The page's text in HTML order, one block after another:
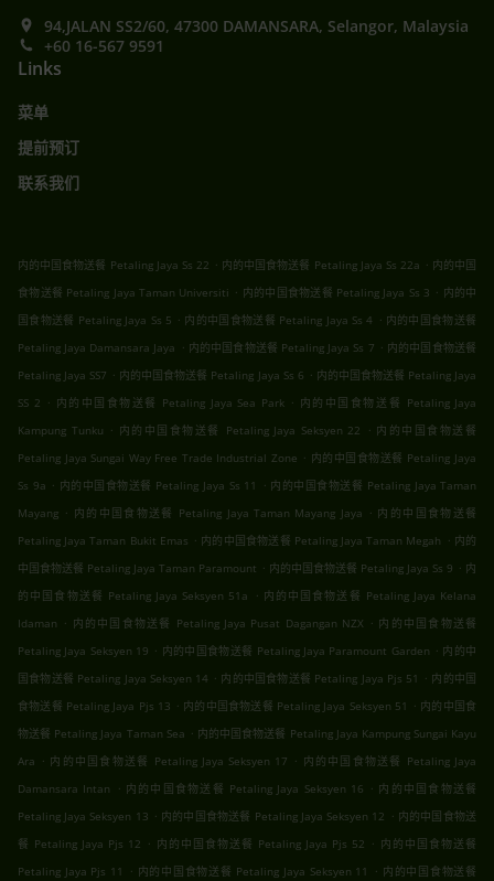
94,JALAN SS2/60, 47300 DAMANSARA, Selangor, Malaysia
+60 16-567 9591
Links
菜单
提前预订
联系我们
内的中国食物送餐 Petaling Jaya Ss 22 . 内的中国食物送餐 Petaling Jaya Ss 22a . 内的中国
食物送餐 Petaling Jaya Taman Universiti . 内的中国食物送餐 Petaling Jaya Ss 3 . 内的中
国食物送餐 Petaling Jaya Ss 5 . 内的中国食物送餐 Petaling Jaya Ss 4 . 内的中国食物送餐
Petaling Jaya Damansara Jaya . 内的中国食物送餐 Petaling Jaya Ss 7 . 内的中国食物送餐
Petaling Jaya SS7 . 内的中国食物送餐 Petaling Jaya Ss 6 . 内的中国食物送餐 Petaling Jaya
SS 2 . 内的中国食物送餐 Petaling Jaya Sea Park . 内的中国食物送餐 Petaling Jaya
Kampung Tunku . 内的中国食物送餐 Petaling Jaya Seksyen 22 . 内的中国食物送餐
Petaling Jaya Sungai Way Free Trade Industrial Zone . 内的中国食物送餐 Petaling Jaya
Ss 9a . 内的中国食物送餐 Petaling Jaya Ss 11 . 内的中国食物送餐 Petaling Jaya Taman
Mayang . 内的中国食物送餐 Petaling Jaya Taman Mayang Jaya . 内的中国食物送餐
Petaling Jaya Taman Bukit Emas . 内的中国食物送餐 Petaling Jaya Taman Megah . 内的
中国食物送餐 Petaling Jaya Taman Paramount . 内的中国食物送餐 Petaling Jaya Ss 9 . 内
的中国食物送餐 Petaling Jaya Seksyen 51a
. 内的中国食物送餐 Petaling Jaya Kelana
Idaman . 内的中国食物送餐 Petaling Jaya Pusat Dagangan NZX . 内的中国食物送餐
Petaling Jaya Seksyen 19 . 内的中国食物送餐 Petaling Jaya Paramount Garden . 内的中
国食物送餐 Petaling Jaya Seksyen 14 . 内的中国食物送餐 Petaling Jaya Pjs 51 . 内的中国
食物送餐 Petaling Jaya Pjs 13 . 内的中国食物送餐 Petaling Jaya Seksyen 51 . 内的中国食
物送餐 Petaling Jaya Taman Sea . 内的中国食物送餐 Petaling Jaya Kampung Sungai Kayu
Ara . 内的中国食物送餐 Petaling Jaya Seksyen 17 . 内的中国食物送餐 Petaling Jaya
Damansara Intan
. 内的中国食物送餐 Petaling Jaya Seksyen 16 . 内的中国食物送餐
Petaling Jaya Seksyen 13 . 内的中国食物送餐 Petaling Jaya Seksyen 12 . 内的中国食物送
餐 Petaling Jaya Pjs 12 . 内的中国食物送餐 Petaling Jaya Pjs 52 . 内的中国食物送餐
Petaling Jaya Pjs 11
. 内的中国食物送餐 Petaling Jaya Seksyen 11 . 内的中国食物送餐